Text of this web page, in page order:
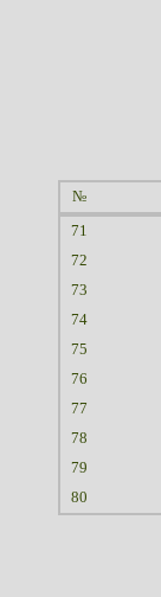
№
71
72
73
74
75
76
77
78
79
80